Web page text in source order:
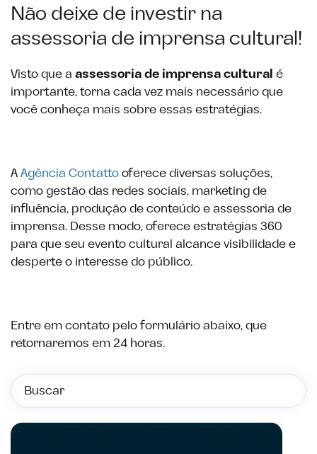
Não deixe de investir na
assessoria de imprensa cultural!
Visto que a assessoria de imprensa cultural é
importante, torna cada vez mais necessário que
você conheça mais sobre essas estratégias.
AAgência Contattooferece diversas soluções,
como gestão das redes sociais, marketing de
influência, produção de conteúdo e assessoria de
imprensa. Desse modo, oferece estratégias 360
para que seu evento cultural alcance visibilidade e
desperte o interesse do público.
Entre em contato pelo formulário abaixo, que
retornaremos em 24 horas.